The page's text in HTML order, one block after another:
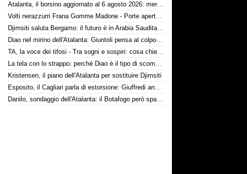
Atalanta, il borsino aggiornato al 6 agosto 2026: mercato in entrata ancora in stand-by. Si lavora sulle cessioni
Volti nerazzurri Frana Gomme Madone - Porte aperte alla New Balance Arena: i volti dei tifosi della Dea
Djimsiti saluta Bergamo: il futuro è in Arabia Saudita! Tre milioni e firma biennale
Diao nel mirino dell'Atalanta: Giuntoli pensa al colpo dal Como
TA, la voce dei tifosi - Tra sogni e sospiri: cosa chiedono davvero i tifosi dell'Atalanta
La tela con lo strappo: perché Diao è il tipo di scommessa che Giuntoli ama
Kristensen, il piano dell'Atalanta per sostituire Djimsiti
Esposito, il Cagliari parla di estorsione: Giuffredi annuncia denuncia
Danilo, sondaggio dell'Atalanta: il Botafogo però spara alto